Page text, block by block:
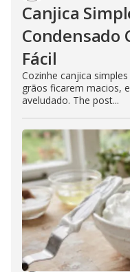
Canjica
Condensado
Fácil
Cozinhe canjica
grãos ficarem macios,
aveludado. The post...